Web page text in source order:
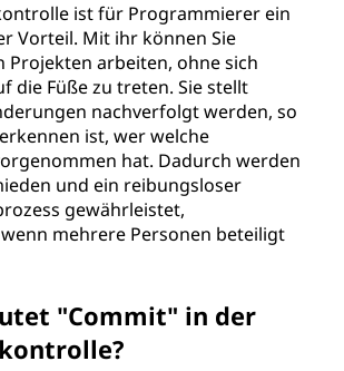
ist für Programmierer ein
Vorteil. Mit ihr können Sie
Projekten arbeiten, ohne sich
die Füße zu treten. Sie stellt
nachverfolgt werden, so
ist, wer welche
hat. Dadurch werden
und ein reibungsloser
gewährleistet,
mehrere Personen beteiligt
"Commit" in der